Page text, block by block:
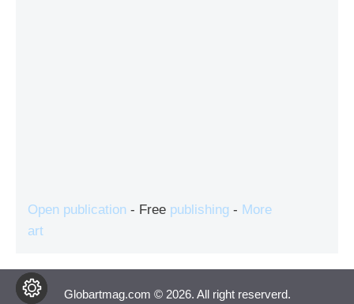
Open publication - Free publishing - More
art
Globartmag.com © 2026. All right reserverd.